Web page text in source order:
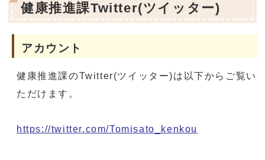
健康推進課Twitter(ツイッター)
アカウント
健康推進課のTwitter(ツイッター)は以下からご覧い
ただけます。
https://twitter.com/Tomisato_kenkou